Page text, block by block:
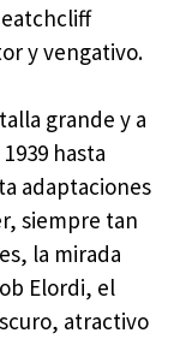
y vengativo.
grande y a
hasta
adaptaciones
siempre tan
la mirada
Elordi, el
atractivo